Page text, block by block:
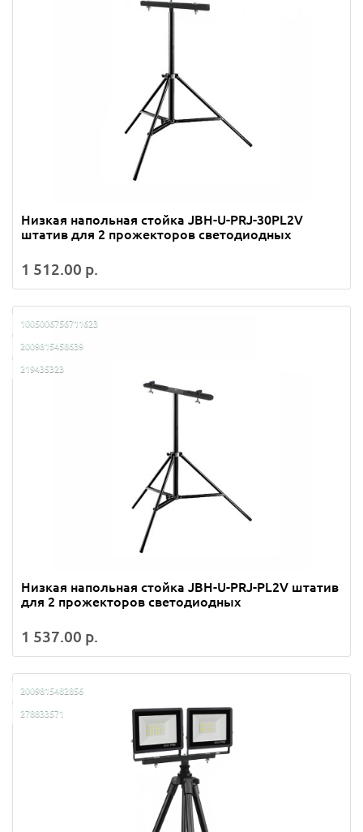
Низкая напольная стойка JBH-U-PRJ-30PL2V
штатив для 2 прожекторов светодиодных
1 512.00 р.
1005006756711623
2009815458639
219435323
Низкая напольная стойка JBH-U-PRJ-PL2V штатив
для 2 прожекторов светодиодных
1 537.00 р.
2009815482856
278833571